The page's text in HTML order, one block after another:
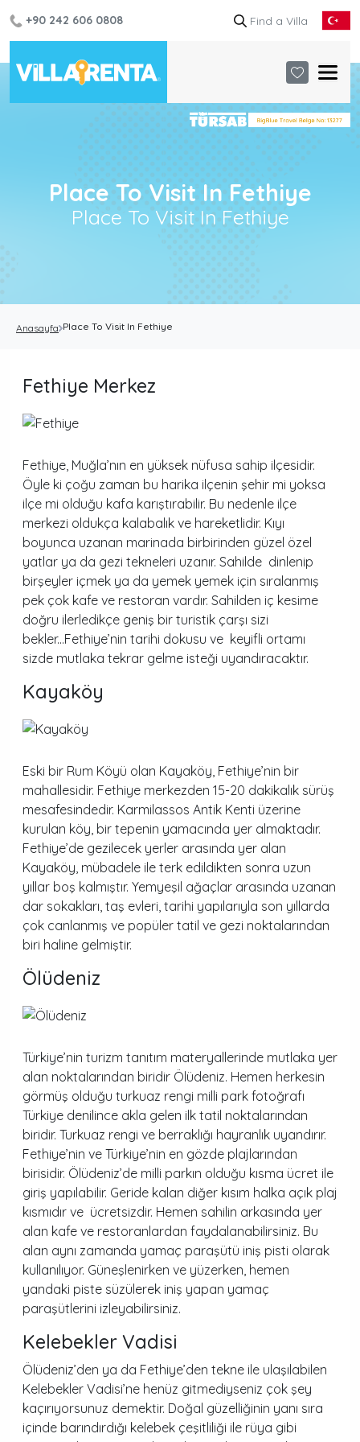
+90 242 606 0808
Place To Visit In Fethiye
Place To Visit In Fethiye
Anasayfa Place To Visit In Fethiye
Fethiye Merkez
Fethiye, Muğla’nın en yüksek nüfusa sahip ilçesidir.
Öyle ki çoğu zaman bu harika ilçenin şehir mi yoksa
ilçe mi olduğu kafa karıştırabilir. Bu nedenle ilçe
merkezi oldukça kalabalık ve hareketlidir. Kıyı
boyunca uzanan marinada birbirinden güzel özel
yatlar ya da gezi tekneleri uzanır. Sahilde dinlenip
birşeyler içmek ya da yemek yemek için sıralanmış
pek çok kafe ve restoran vardır. Sahilden iç kesime
doğru ilerledikçe geniş bir turistik çarşı sizi
bekler...Fethiye’nin tarihi dokusu ve keyifli ortamı
sizde mutlaka tekrar gelme isteği uyandıracaktır.
Kayaköy
Eski bir Rum Köyü olan Kayaköy, Fethiye’nin bir
mahallesidir. Fethiye merkezden 15-20 dakikalık sürüş
mesafesindedir. Karmilassos Antik Kenti üzerine
kurulan köy, bir tepenin yamacında yer almaktadır.
Fethiye’de gezilecek yerler arasında yer alan
Kayaköy, mübadele ile terk edildikten sonra uzun
yıllar boş kalmıştır. Yemyeşil ağaçlar arasında uzanan
dar sokakları, taş evleri, tarihi yapılarıyla son yıllarda
çok canlanmış ve popüler tatil ve gezi noktalarından
biri haline gelmiştir.
Ölüdeniz
Türkiye’nin turizm tanıtım materyallerinde mutlaka yer
alan noktalarından biridir Ölüdeniz. Hemen herkesin
görmüş olduğu turkuaz rengi milli park fotoğrafı
Türkiye denilince akla gelen ilk tatil noktalarından
biridir. Turkuaz rengi ve berraklığı hayranlık uyandırır.
Fethiye’nin ve Türkiye’nin en gözde plajlarından
birisidir. Ölüdeniz’de milli parkın olduğu kısma ücret ile
giriş yapılabilir. Geride kalan diğer kısım halka açık plaj
kısmıdır ve ücretsizdir. Hemen sahilin arkasında yer
alan kafe ve restoranlardan faydalanabilirsiniz. Bu
alan aynı zamanda yamaç paraşütü iniş pisti olarak
kullanılıyor. Güneşlenirken ve yüzerken, hemen
yandaki piste süzülerek iniş yapan yamaç
paraşütlerini izleyabilirsiniz.
Kelebekler Vadisi
Ölüdeniz’den ya da Fethiye’den tekne ile ulaşılabilen
Kelebekler Vadisi’ne henüz gitmediyseniz çok şey
kaçırıyorsunuz demektir. Doğal güzelliğinin yanı sıra
içinde barındırdığı kelebek çeşitliliği ile rüya gibi